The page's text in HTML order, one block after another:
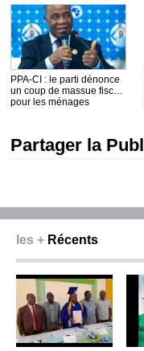
PPA-CI : le parti dénonce
un coup de massue fiscal
pour les ménages
Partager la
les + Récents